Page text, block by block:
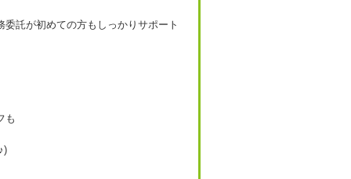
託が初めての方もしっかりサポート
も